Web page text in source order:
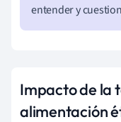
entender y
Impacto de la
alimentación